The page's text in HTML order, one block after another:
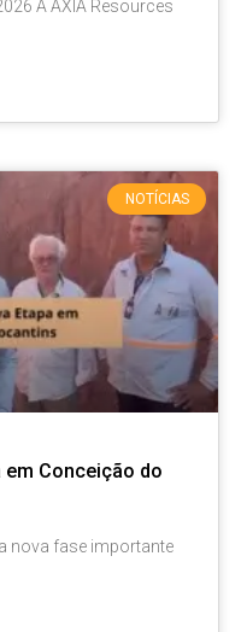
A AXÍA Resources
NOTÍCIAS
em Conceição do
nova fase importante